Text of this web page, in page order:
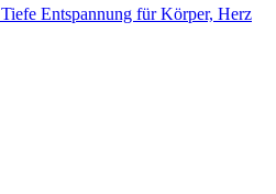
Entspannung für Körper, Herz